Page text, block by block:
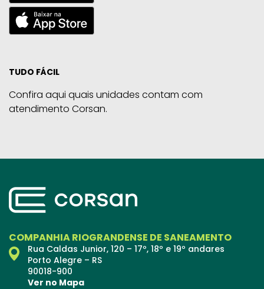
TUDO FÁCIL
Confira aqui quais unidades contam com
atendimento Corsan.
COMPANHIA RIOGRANDENSE DE SANEAMENTO
Rua Caldas Junior, 120 – 17º, 18º e 19º andares
Porto Alegre – RS
90018-900
Ver no Mapa